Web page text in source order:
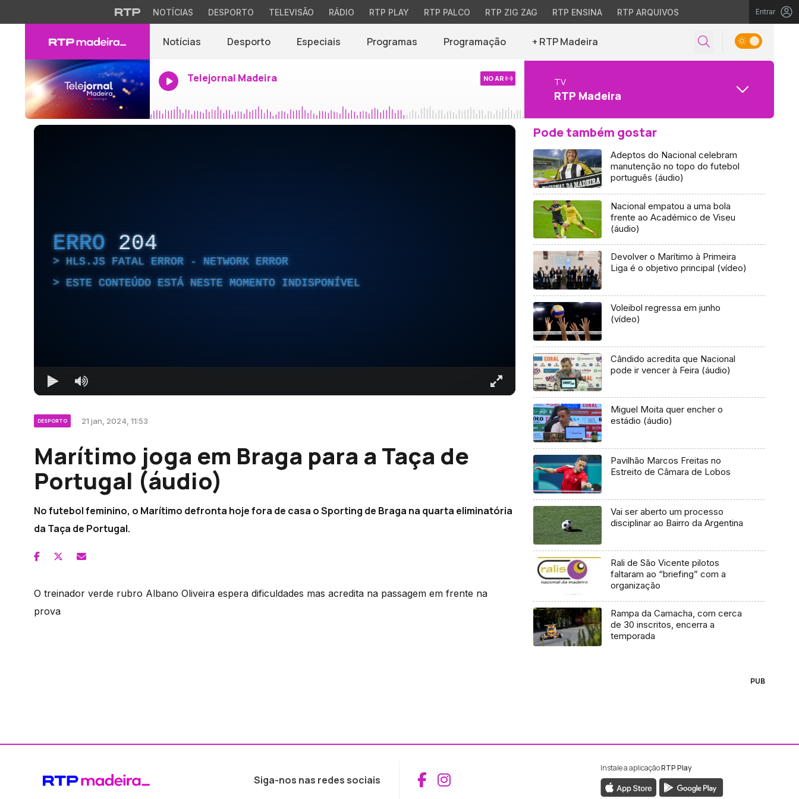
NOTÍCIAS DESPORTO TELEVISÃO RÁDIO RTP PLAY RTP PALCO RTP ZIG ZAG RTP ENSINA RTP ARQUIVOS Entrar
Notícias Desporto Especiais Programas Programação + RTP Madeira
Telejornal Madeira NO AR TV
RTP Madeira
ERRO 204
HLS.JS FATAL ERROR - NETWORK ERROR
ESTE CONTEÚDO ESTÁ NESTE MOMENTO INDISPONÍVEL
DESPORTO 21 jan, 2024, 11:53
Marítimo joga em Braga para a Taça de
Portugal (áudio)
No futebol feminino, o Marítimo defronta hoje fora de casa o Sporting de Braga na quarta eliminatória
da Taça de Portugal.
O treinador verde rubro Albano Oliveira espera dificuldades mas acredita na passagem em frente na
prova
Pode também gostar
Adeptos do Nacional celebram
manutenção no topo do futebol
português (áudio)
Nacional empatou a uma bola
frente ao Académico de Viseu
(áudio)
Devolver o Marítimo à Primeira
Liga é o objetivo principal (vídeo)
Voleibol regressa em junho
(vídeo)
Cândido acredita que Nacional
pode ir vencer à Feira (áudio)
Miguel Moita quer encher o
estádio (áudio)
Pavilhão Marcos Freitas no
Estreito de Câmara de Lobos
Vai ser aberto um processo
disciplinar ao Bairro da Argentina
Rali de São Vicente pilotos
faltaram ao “briefing” com a
organização
Rampa da Camacha, com cerca
de 30 inscritos, encerra a
temporada
PUB
Siga-nos nas redes sociais Aceder ao Facebook da RTP Madeira
Aceder ao Instagram da RTP Madeira
Instale a aplicaçãoRTP Play